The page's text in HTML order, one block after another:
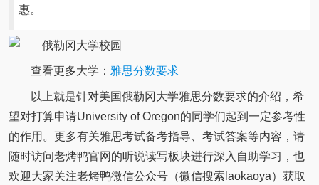
惠。
查看更多大学： 雅思分数要求
以上就是针对美国俄勒冈大学雅思分数要求的介绍，希
望对打算申请University of Oregon的同学们起到一定参考性
的作用。更多有关雅思考试备考指导、考试答案等内容，请
随时访问老烤鸭官网的听说读写板块进行深入自助学习，也
欢迎大家关注老烤鸭微信公众号（微信搜索laokaoya）获取